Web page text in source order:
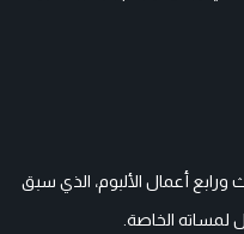
ورابع أعمال الألبوم، الذي سبق
لمساته الخاصة.